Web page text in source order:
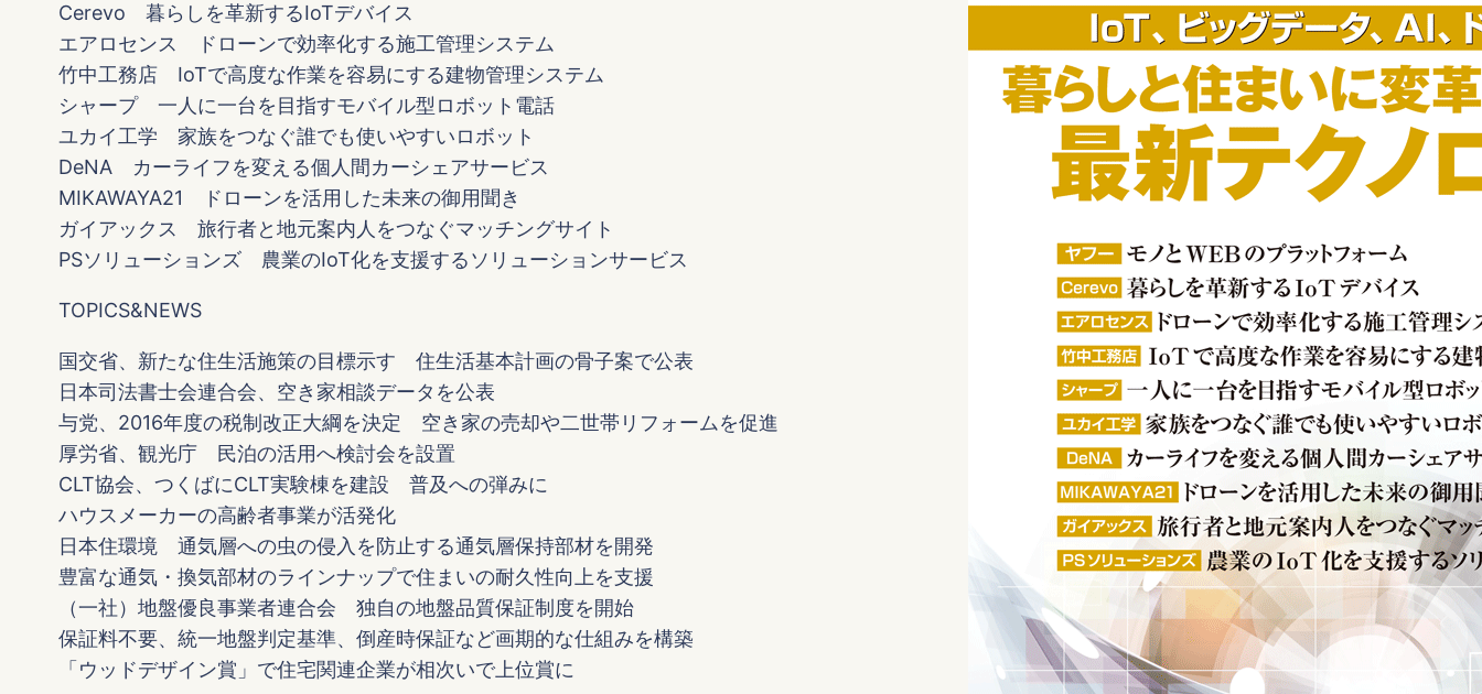
Cerevo 暮らしを革新するIoTデバイス
エアロセンス ドローンで効率化する施工管理システム
竹中工務店 IoTで高度な作業を容易にする建物管理システム
シャープ 一人に一台を目指すモバイル型ロボット電話
ユカイ工学 家族をつなぐ誰でも使いやすいロボット
DeNA カーライフを変える個人間カーシェアサービス
MIKAWAYA21 ドローンを活用した未来の御用聞き
ガイアックス 旅行者と地元案内人をつなぐマッチングサイト
PSソリューションズ 農業のIoT化を支援するソリューションサービス
TOPICS&NEWS
国交省、新たな住生活施策の目標示す 住生活基本計画の骨子案で公表
日本司法書士会連合会、空き家相談データを公表
与党、2016年度の税制改正大綱を決定 空き家の売却や二世帯リフォームを促進
厚労省、観光庁 民泊の活用へ検討会を設置
CLT協会、つくばにCLT実験棟を建設 普及への弾みに
ハウスメーカーの高齢者事業が活発化
日本住環境 通気層への虫の侵入を防止する通気層保持部材を開発
豊富な通気・換気部材のラインナップで住まいの耐久性向上を支援
（一社）地盤優良事業者連合会 独自の地盤品質保証制度を開始
保証料不要、統一地盤判定基準、倒産時保証など画期的な仕組みを構築
「ウッドデザイン賞」で住宅関連企業が相次いで上位賞に